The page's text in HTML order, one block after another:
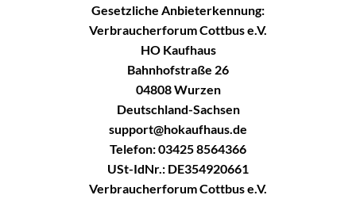
Gesetzliche Anbieterkennung:
Verbraucherforum Cottbus e.V.
HO Kaufhaus
Bahnhofstraße 26
04808 Wurzen
Deutschland-Sachsen
support@hokaufhaus.de
Telefon: 03425 8564366
USt-IdNr.: DE354920661
Verbraucherforum Cottbus e.V.